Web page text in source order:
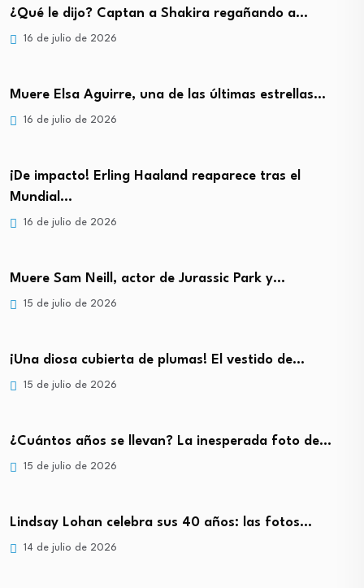
¿Qué le dijo? Captan a Shakira regañando a…
16 de julio de 2026
Muere Elsa Aguirre, una de las últimas estrellas…
16 de julio de 2026
¡De impacto! Erling Haaland reaparece tras el
Mundial…
16 de julio de 2026
Muere Sam Neill, actor de Jurassic Park y…
15 de julio de 2026
¡Una diosa cubierta de plumas! El vestido de…
15 de julio de 2026
¿Cuántos años se llevan? La inesperada foto de…
15 de julio de 2026
Lindsay Lohan celebra sus 40 años: las fotos…
14 de julio de 2026